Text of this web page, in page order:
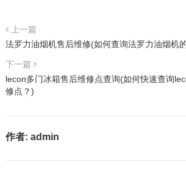
上一篇
法罗力油烟机售后维修(如何查询法罗力油烟机
下一篇
lecon多门冰箱售后维修点查询(如何快速查询
修点？)
作者: admin